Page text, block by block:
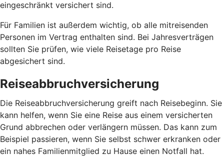
eingeschränkt versichert sind.
Für Familien ist außerdem wichtig, ob alle mitreisenden
Personen im Vertrag enthalten sind. Bei Jahresverträgen
sollten Sie prüfen, wie viele Reisetage pro Reise
abgesichert sind.
Reiseabbruchversicherung
Die Reiseabbruchversicherung greift nach Reisebeginn. Sie
kann helfen, wenn Sie eine Reise aus einem versicherten
Grund abbrechen oder verlängern müssen. Das kann zum
Beispiel passieren, wenn Sie selbst schwer erkranken oder
ein nahes Familienmitglied zu Hause einen Notfall hat.